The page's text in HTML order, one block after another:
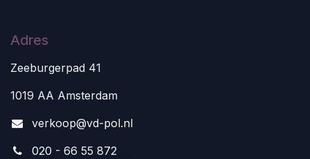
Adres
Zeeburgerpad 41
1019 AA Amsterdam
verkoop@vd-pol.nl
020 - 66 55 872